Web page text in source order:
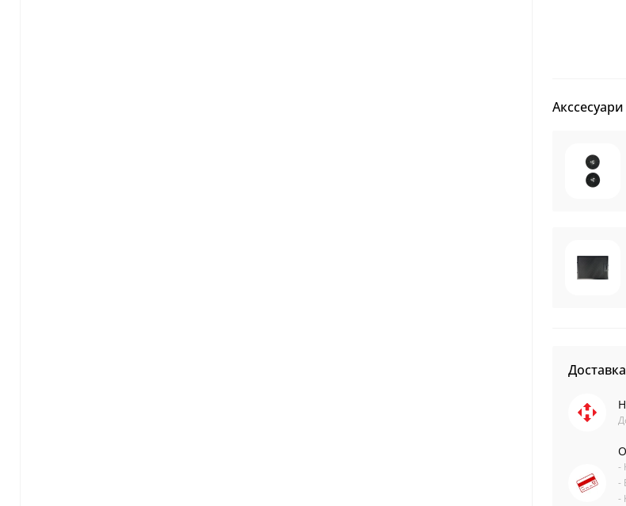
Акссесуари
-
-
-